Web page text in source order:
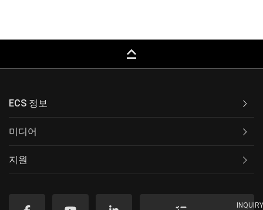
keyboard_capslock
ECS 정보
미디어
지원